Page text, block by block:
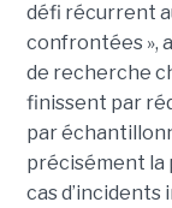
défi récurrent
confrontées »,
de recherche
finissent par
par
précisément la
cas d’incidents